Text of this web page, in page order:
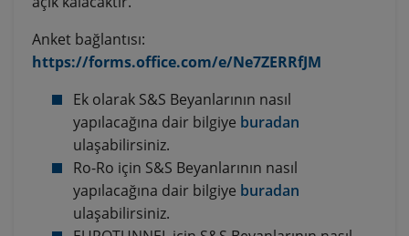
Anket bağlantısı:
https://forms.office.com/e/Ne7ZERRfJM
Ek olarak S&S Beyanlarının nasıl
yapılacağına dair bilgiye buradan
ulaşabilirsiniz.
Ro-Ro için S&S Beyanlarının nasıl
yapılacağına dair bilgiye buradan
ulaşabilirsiniz.